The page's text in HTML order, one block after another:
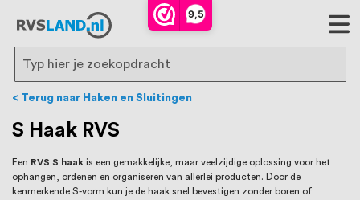
9,5
RVS Land is een écht familiebedrijf met
bijna 20 jaar ervaring in RVS producten
voor binnen- en buitenhuis, waaronder
trapleuningen, deurbeslag,
ventilatieroosters en bouwbeslag. In onze
webshop vind je het grootste assortiment
van Nederland en België, met meer dan
Search
Terug naar Haken en Sluitingen
S Haak RVS
Een RVS S haak is een gemakkelijke, maar veelzijdige oplossing voor het
ophangen, ordenen en organiseren van allerlei producten. Door de
kenmerkende S-vorm kun je de haak snel bevestigen zonder boren of